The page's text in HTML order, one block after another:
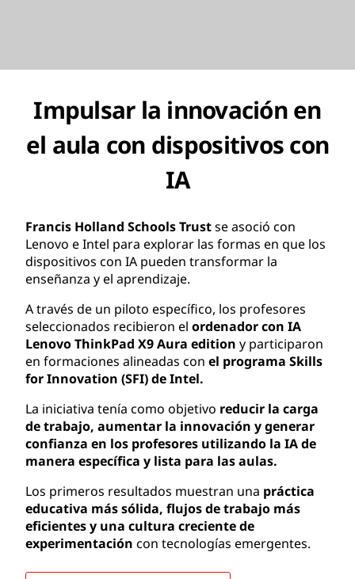
Impulsar la innovación en
el aula con dispositivos con
IA
Francis Holland Schools Trustse asoció con
Lenovo e Intel para explorar las formas en que los
dispositivos con IA pueden transformar la
enseñanza y el aprendizaje.
A través de un piloto específico, los profesores
seleccionados recibieron el ordenador con IA
Lenovo ThinkPad X9 Aura edition y participaron
en formaciones alineadas con el programa Skills
for Innovation (SFI) de Intel.
La iniciativa tenía como objetivo reducir la carga
de trabajo, aumentar la innovación y generar
confianza en los profesores utilizando la IA de
manera específica y lista para las aulas.
Los primeros resultados muestran una práctica
educativa más sólida, flujos de trabajo más
eficientes y una cultura creciente de
experimentación con tecnologías emergentes.